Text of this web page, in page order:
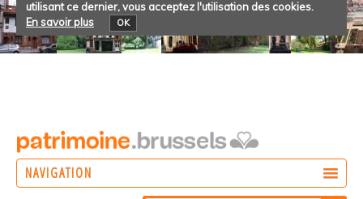
utilisant ce dernier, vous acceptez l'utilisation des cookies.
En savoir plus
OK
NAVIGATION